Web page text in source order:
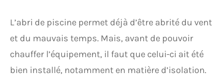
L’abri de piscine permet déjà d’être abrité du vent
et du mauvais temps. Mais, avant de pouvoir
chauffer l’équipement, il faut que celui-ci ait été
bien installé, notamment en matière d’isolation.